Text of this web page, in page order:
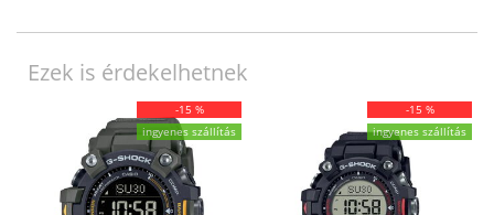
Ezek is érdekelhetnek
-15 %
ingyenes szállítás
-15 %
ingyenes szállítás